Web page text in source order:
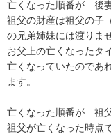
亡くなった順番が　後
祖父の財産は祖父の子
の兄弟姉妹には渡りま
お父上の亡くなったタ
亡くなっていたのであ
ます。
亡くなった順番が　祖
祖父が亡くなった時点